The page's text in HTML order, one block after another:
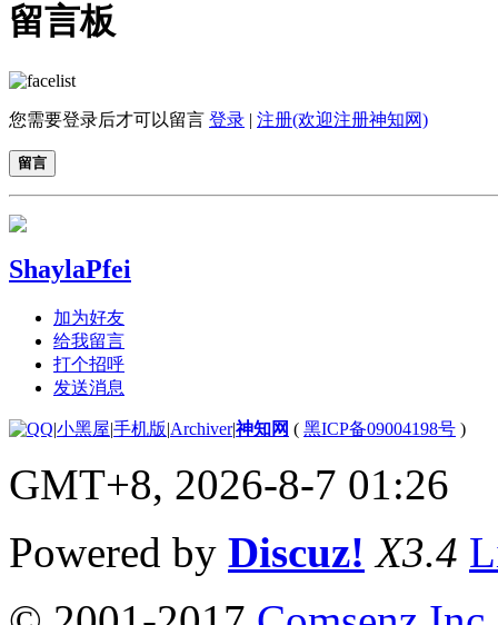
留言板
您需要登录后才可以留言 登录 | 注册(欢迎注册神知网)
留言
ShaylaPfei
加为好友
给我留言
打个招呼
发送消息
|小黑屋|手机版|Archiver|神知网 ( 黑ICP备09004198号 )
GMT+8, 2026-8-7 01:26
Powered by Discuz! X3.4